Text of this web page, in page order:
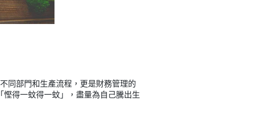
同部門和生產流程，更是財務管理的
得一蚊得一蚊」，盡量為自己騰出生